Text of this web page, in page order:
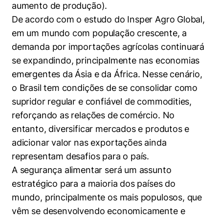
aumento de produção).
De acordo com o estudo do Insper Agro Global,
em um mundo com população crescente, a
demanda por importações agrícolas continuará
se expandindo, principalmente nas economias
emergentes da Ásia e da África. Nesse cenário,
o Brasil tem condições de se consolidar como
supridor regular e confiável de commodities,
reforçando as relações de comércio. No
entanto, diversificar mercados e produtos e
adicionar valor nas exportações ainda
representam desafios para o país.
A segurança alimentar será um assunto
estratégico para a maioria dos países do
mundo, principalmente os mais populosos, que
vêm se desenvolvendo economicamente e